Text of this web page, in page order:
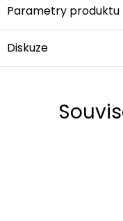
Parametry produktu
Diskuze